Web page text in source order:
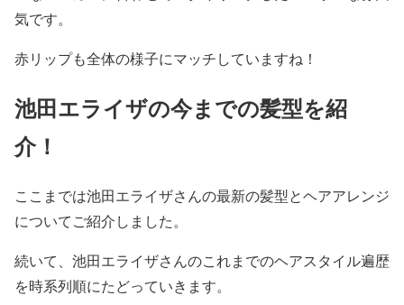
気です。
赤リップも全体の様子にマッチしていますね！
池田エライザの今までの髪型を紹
介！
ここまでは池田エライザさんの最新の髪型とヘアアレンジ
についてご紹介しました。
続いて、池田エライザさんのこれまでのヘアスタイル遍歴
を時系列順にたどっていきます。